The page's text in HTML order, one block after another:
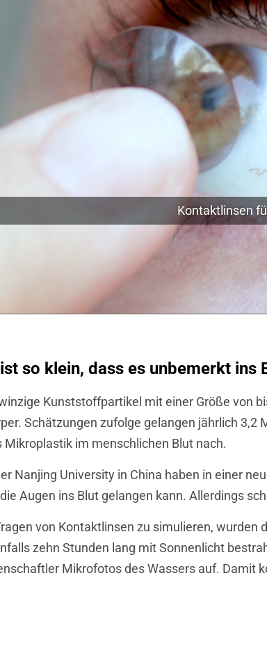
Kontaktlinsen
so klein, dass es unbemerkt ins
Kunststoffpartikel mit einer Größe von
Schätzungen zufolge gelangen jährlich
Mikroplastik im menschlichen Blut nach.
Nanjing University in China haben in einer
Augen ins Blut gelangen kann. Allerdings
von Kontaktlinsen zu simulieren, wurden
zehn Stunden lang mit Sonnenlicht
Mikrofotos des Wassers auf. Damit